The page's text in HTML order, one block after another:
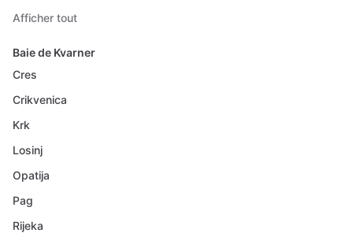
Afficher tout
Baie de Kvarner
Cres
Crikvenica
Krk
Losinj
Opatija
Pag
Rijeka